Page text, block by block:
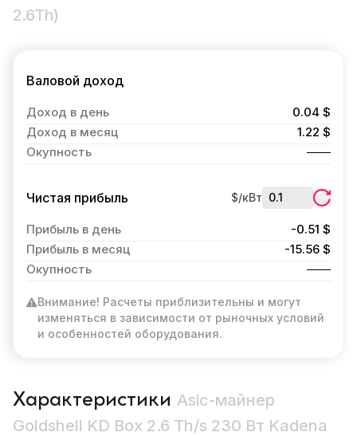
2.6Th)
Валовой доход
Доход в день
0.04 $
Доход в месяц
1.22 $
Окупность
Чистая прибыль $/кВт
Прибыль в день
-0.51 $
Прибыль в месяц
-15.56 $
Окупность
Внимание! Расчеты приблизительны и могут
изменяться в зависимости от рыночных условий
и особенностей оборудования.
Характеристики Asic-майнер
Goldshell KD Box 2.6 Th/s 230 Вт Kadena